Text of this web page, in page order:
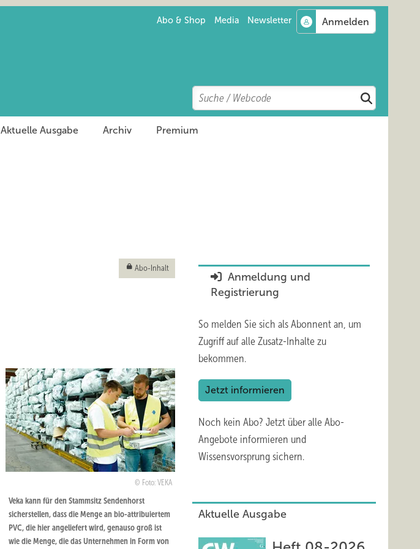
Abo & Shop Media Newsletter
Search
Suchen
Aktuelle Ausgabe Archiv Premium
Abo-Inhalt
Foto: VEKA
Veka kann für den Stammsitz Sendenhorst
sicherstellen, dass die Menge an bio-attribuiertem
PVC, die hier angeliefert wird, genauso groß ist
wie die Menge, die das Unternehmen in Form von
Anmeldung und
Registrierung
So melden Sie sich als Abonnent an, um
Zugriff auf alle Zusatz-Inhalte zu
bekommen.
Jetzt informieren
Noch kein Abo? Jetzt über alle Abo-
Angebote informieren und
Wissensvorsprung sichern.
Aktuelle Ausgabe